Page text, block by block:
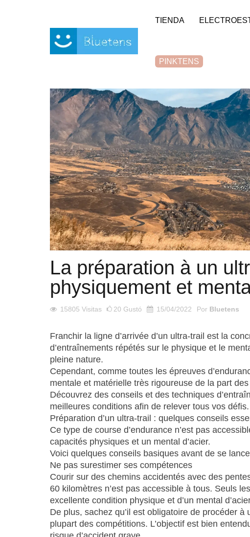
TIENDA
PINKTENS
La préparation à un ultra-trail :
La préparation à un
physiquement et
15805 Visitas 20 Gustó 15/04/2022 Por Bluetens
Franchir la ligne d’arrivée d’un ultra-trail est la
d’entraînements répétés sur le physique et le
pleine nature.
Cependant, comme toutes les épreuves
mentale et matérielle très rigoureuse de la part
Découvrez des conseils et des techniques
meilleures conditions afin de relever tous vos défis.
Préparation d’un ultra-trail : quelques conseils
Ce type de course d’endurance n’est pas
capacités physiques et un mental d’acier.
Voici quelques conseils basiques avant de se
Ne pas surestimer ses compétences
Courir sur des chemins accidentés avec des
60 kilomètres n’est pas accessible à tous. Seuls
excellente condition physique et d’un mental
De plus, sachez qu’il est obligatoire de procéder
plupart des compétitions. L’objectif est bien